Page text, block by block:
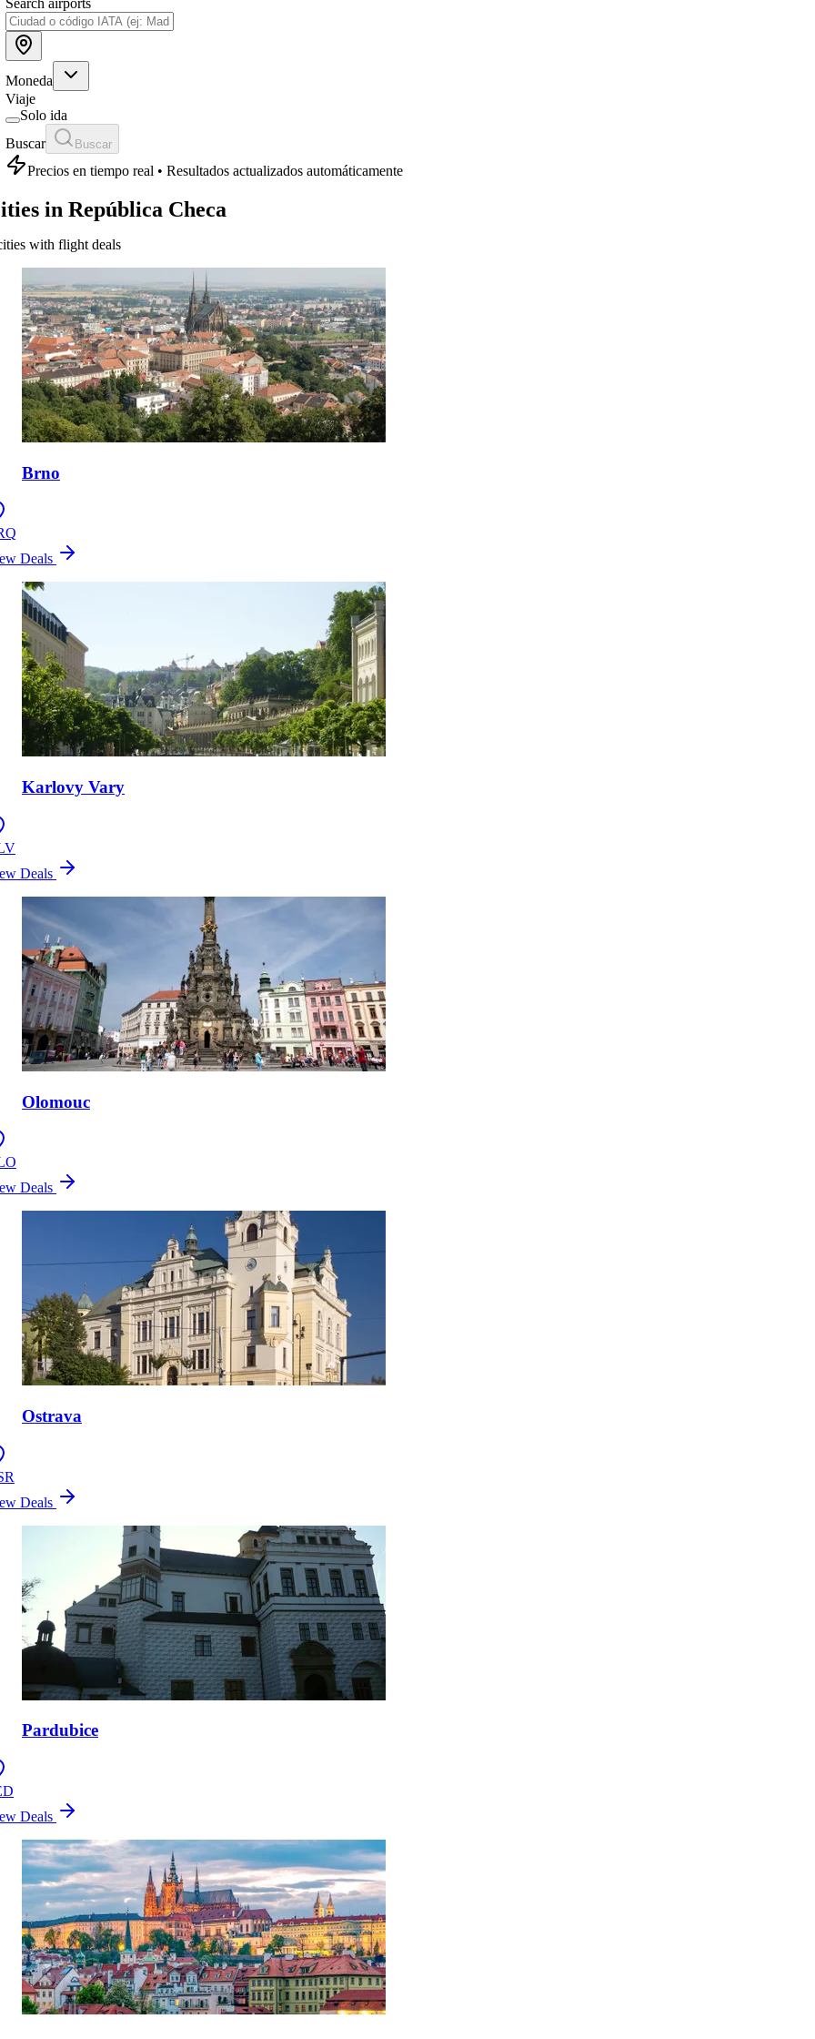
Search airports
Moneda
Viaje
Solo ida
Buscar
Buscar
Precios en tiempo real • Resultados actualizados automáticamente
in República Checa
with flight deals
Brno
Deals
Karlovy Vary
Deals
Olomouc
Deals
Ostrava
Deals
Pardubice
Deals